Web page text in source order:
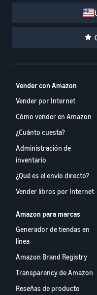
Vender con Amazon
Vender por Internet
Cómo vender en Amazon
¿Cuánto cuesta?
Administración de
inventario
¿Qué es el envío directo?
Vender libros por Internet
Amazon para marcas
Generador de tiendas en
línea
Amazon Brand Registry
Transparency de Amazon
Reseñas de producto